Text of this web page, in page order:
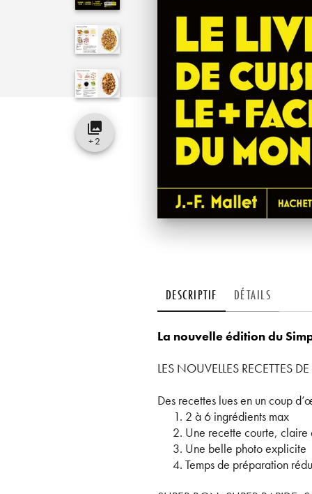
collections
+2
DESCRIPTIF DÉTAILS
La nouvelle édition du
LES NOUVELLES RECETTES
Des recettes lues en un coup
2 à 6 ingrédients max
Une recette courte, claire
Une belle photo explicite
Temps de préparation